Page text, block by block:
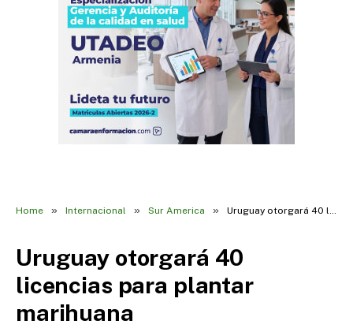
Home » Internacional » Sur America » Uruguay otorgará 40 licencias para plantar marihuana
Uruguay otorgará 40
licencias para plantar
marihuana